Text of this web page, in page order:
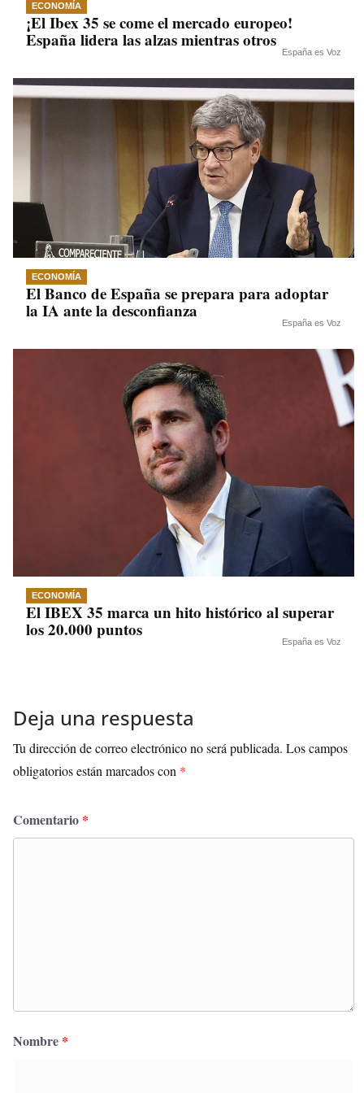
ECONOMÍA
¡El Ibex 35 se come el mercado europeo!
España lidera las alzas mientras otros
España es Voz
ECONOMÍA
El Banco de España se prepara para adoptar
la IA ante la desconfianza
España es Voz
ECONOMÍA
El IBEX 35 marca un hito histórico al superar
los 20.000 puntos
España es Voz
Deja una respuesta
Tu dirección de correo electrónico no será publicada. Los campos
obligatorios están marcados con *
Comentario *
Nombre *